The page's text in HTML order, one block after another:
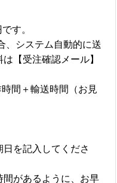
す。
、システム自動的に送
【受注確認メール】
間＋輸送時間（お見
を記入してくださ
があるように、お早